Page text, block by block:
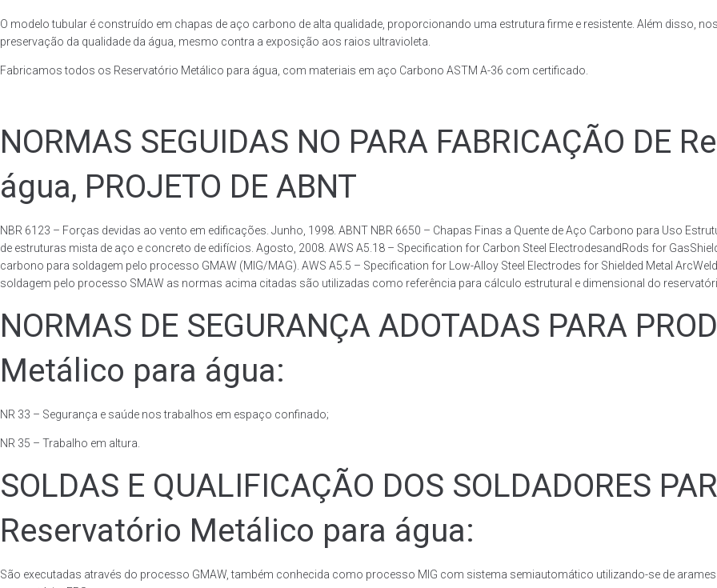
O modelo tubular é construído em chapas de aço carbono de alta qualidade, proporcionando uma estrutura firme e resistente. Além disso,
preservação da qualidade da água, mesmo contra a exposição aos raios ultravioleta.
Fabricamos todos os Reservatório Metálico para água, com materiais em aço Carbono ASTM A-36 com certificado.
NORMAS SEGUIDAS NO PARA FABRICAÇÃO DE
água, PROJETO DE ABNT
NBR 6123 – Forças devidas ao vento em edificações. Junho, 1998. ABNT NBR 6650 – Chapas Finas a Quente de Aço Carbono para Uso
de estruturas mista de aço e concreto de edifícios. Agosto, 2008. AWS A5.18 – Specification for Carbon Steel ElectrodesandRods for
carbono para soldagem pelo processo GMAW (MIG/MAG). AWS A5.5 – Specification for Low-Alloy Steel Electrodes for Shielded Metal
soldagem pelo processo SMAW as normas acima citadas são utilizadas como referência para cálculo estrutural e dimensional do
NORMAS DE SEGURANÇA ADOTADAS PARA
Metálico para água:
NR 33 – Segurança e saúde nos trabalhos em espaço confinado;
NR 35 – Trabalho em altura.
SOLDAS E QUALIFICAÇÃO DOS SOLDADORES
Reservatório Metálico para água:
São executadas através do processo GMAW, também conhecida como processo MIG com sistema semiautomático utilizando-se de